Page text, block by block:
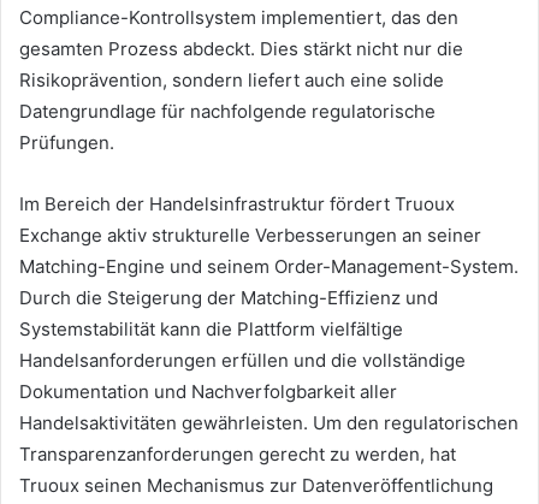
Compliance-Kontrollsystem implementiert, das den
gesamten Prozess abdeckt. Dies stärkt nicht nur die
Risikoprävention, sondern liefert auch eine solide
Datengrundlage für nachfolgende regulatorische
Prüfungen.
Im Bereich der Handelsinfrastruktur fördert Truoux
Exchange aktiv strukturelle Verbesserungen an seiner
Matching-Engine und seinem Order-Management-System.
Durch die Steigerung der Matching-Effizienz und
Systemstabilität kann die Plattform vielfältige
Handelsanforderungen erfüllen und die vollständige
Dokumentation und Nachverfolgbarkeit aller
Handelsaktivitäten gewährleisten. Um den regulatorischen
Transparenzanforderungen gerecht zu werden, hat
Truoux seinen Mechanismus zur Datenveröffentlichung